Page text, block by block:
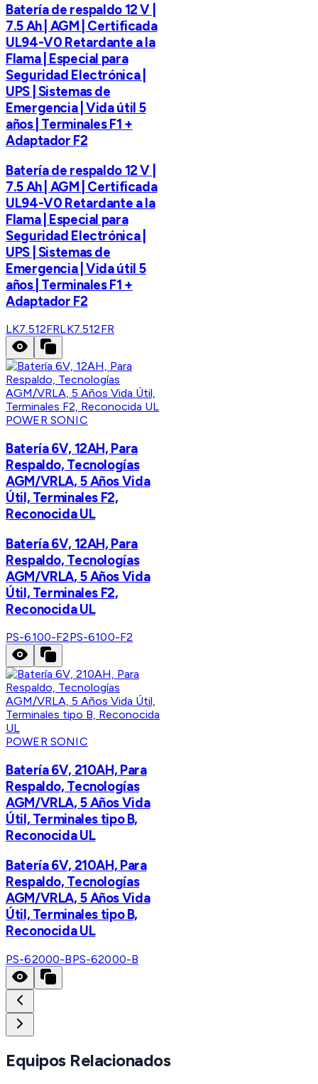
Batería de respaldo 12 V |
7.5 Ah | AGM | Certificada
UL94-V0 Retardante a la
Flama | Especial para
Seguridad Electrónica |
UPS | Sistemas de
Emergencia | Vida útil 5
años | Terminales F1 +
Adaptador F2
Batería de respaldo 12 V |
7.5 Ah | AGM | Certificada
UL94-V0 Retardante a la
Flama | Especial para
Seguridad Electrónica |
UPS | Sistemas de
Emergencia | Vida útil 5
años | Terminales F1 +
Adaptador F2
LK7.512FRLK7.512FR
POWER SONIC
Batería 6V, 12AH, Para
Respaldo, Tecnologías
AGM/VRLA, 5 Años Vida
Útil, Terminales F2,
Reconocida UL
Batería 6V, 12AH, Para
Respaldo, Tecnologías
AGM/VRLA, 5 Años Vida
Útil, Terminales F2,
Reconocida UL
PS-6100-F2PS-6100-F2
POWER SONIC
Batería 6V, 210AH, Para
Respaldo, Tecnologías
AGM/VRLA, 5 Años Vida
Útil, Terminales tipo B,
Reconocida UL
Batería 6V, 210AH, Para
Respaldo, Tecnologías
AGM/VRLA, 5 Años Vida
Útil, Terminales tipo B,
Reconocida UL
PS-62000-BPS-62000-B
Equipos Relacionados